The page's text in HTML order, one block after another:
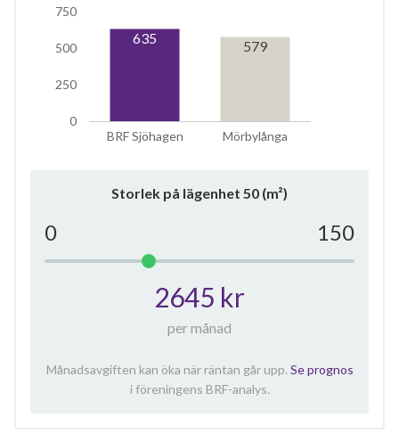
lägenhet
BRF Sjöhagen Mörbylånga
0
250
500
750
635 579
Storlek på lägenhet 50 (m²)
0 150
2645 kr
per månad
Månadsavgiften kan öka när räntan går upp. Se prognos
i föreningens BRF-analys.